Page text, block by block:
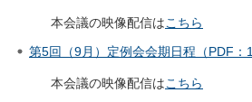
本会議の映像配信はこちら
第5回（9月）定例会会期日程（PDF：
本会議の映像配信はこちら